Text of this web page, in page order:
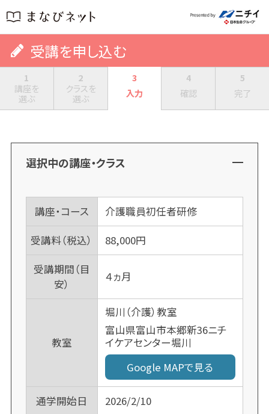
受講を申し込む
1
講座を
選ぶ
2
クラスを
選ぶ
3
入力
4
確認
5
完了
選択中の講座・クラス
講座・コース
介護職員初任者研修
受講料（税込）
88,000円
受講期間（目
安）
４ヵ月
教室
堀川（介護）教室
富山県富山市本郷新36ニチ
イケアセンター堀川
Google MAPで見る
通学開始日 2026/2/10